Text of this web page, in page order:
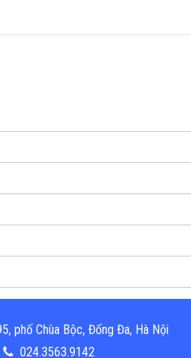
phố Chùa Bộc, Đống Đa, Hà Nội
024.3563.9142